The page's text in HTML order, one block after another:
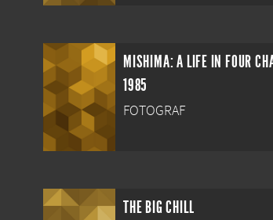
MISHIMA: A LIFE IN FOUR
1985
FOTOGRAF
THE BIG CHILL